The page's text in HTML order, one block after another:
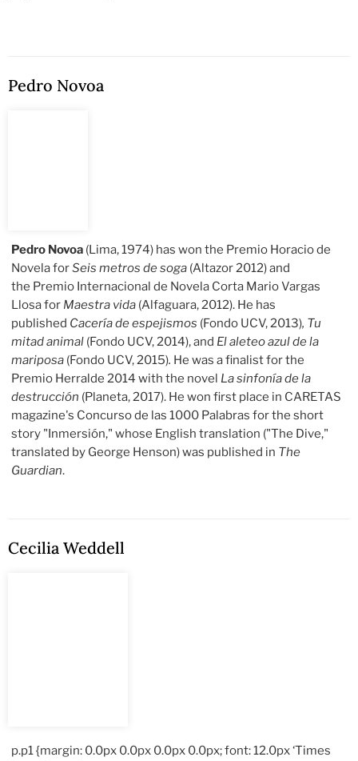
Pedro Novoa
Pedro Novoa (Lima, 1974) has won the Premio Horacio de
Novela forSeis metros de soga (Altazor 2012) and
the Premio Internacional de Novela Corta Mario Vargas
Llosa for Maestra vida (Alfaguara, 2012). He has
published Cacería de espejismos (Fondo UCV, 2013), Tu
mitad animal (Fondo UCV, 2014), and El aleteo azul de la
mariposa (Fondo UCV, 2015). He was a finalist for the
Premio Herralde 2014 with the novel La sinfonía de la
destrucción (Planeta, 2017). He won first place in CARETAS
magazine's Concurso de las 1000 Palabras for the short
story "Inmersión," whose English translation ("The Dive,"
translated by George Henson) was published in The
Guardian.
Cecilia Weddell
p.p1 {margin: 0.0px 0.0px 0.0px 0.0px; font: 12.0px ‘Times